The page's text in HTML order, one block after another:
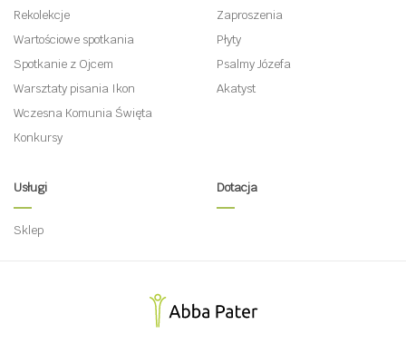
Rekolekcje
Wartościowe spotkania
Spotkanie z Ojcem
Warsztaty pisania Ikon
Wczesna Komunia Święta
Konkursy
Zaproszenia
Płyty
Psalmy Józefa
Akatyst
Usługi
Sklep
Dotacja